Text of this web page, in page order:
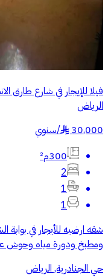
فيلا للإيجار في شارع طارق
الرياض
30,000
§
/سنوي
300م²
2
1
1
شقه ارضيه للأيجار في
ومطبخ ودورة مياه وحوش
حي الجنادرية, الرياض